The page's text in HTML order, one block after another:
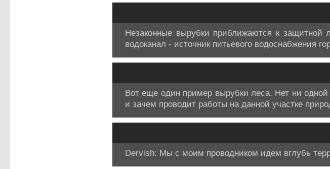
Незаконные вырубки приближаются к защитной
водоканал - источник питьевого водоснабжения
Вот еще один пример вырубки леса. Нет ни
и зачем проводит работы на данной участке
Dervish: Мы с моим проводником идем вглубь